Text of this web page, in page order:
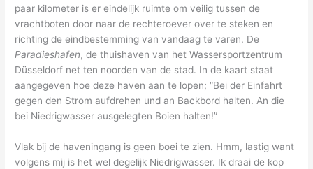
paar kilometer is er eindelijk ruimte om veilig tussen de
vrachtboten door naar de rechteroever over te steken en
richting de eindbestemming van vandaag te varen. De
Paradieshafen, de thuishaven van het Wassersportzentrum
Düsseldorf net ten noorden van de stad. In de kaart staat
aangegeven hoe deze haven aan te lopen; “Bei der Einfahrt
gegen den Strom aufdrehen und an Backbord halten. An die
bei Niedrigwasser ausgelegten Boien halten!”
Vlak bij de haveningang is geen boei te zien. Hmm, lastig want
volgens mij is het wel degelijk Niedrigwasser. Ik draai de kop